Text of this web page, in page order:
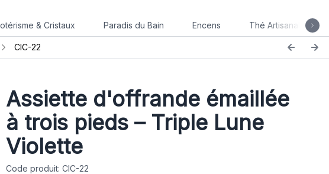
& Cristaux Paradis du Bain Encens Thé Artisanal
CIC-22
Assiette d'offrande émaillée
à trois pieds – Triple Lune
Violette
Code produit: CIC-22